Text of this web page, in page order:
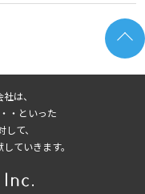
は、
・といった
て、
ていきます。